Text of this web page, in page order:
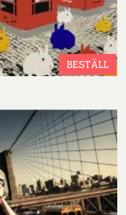
BESTÄLL